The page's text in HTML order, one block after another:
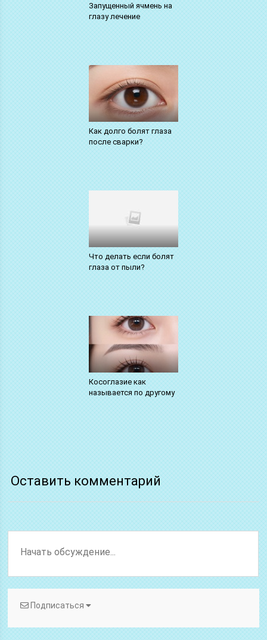
Запущенный ячмень на
глазу лечение
Как долго болят глаза
после сварки?
Что делать если болят
глаза от пыли?
Косоглазие как
называется по другому
Оставить комментарий
Подписаться